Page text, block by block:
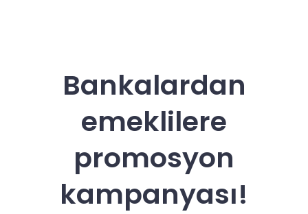
Bankalardan
emeklilere
promosyon
kampanyası!